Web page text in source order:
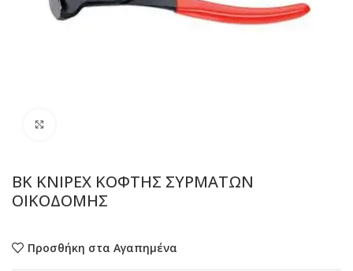
BK KNIPEX ΚΟΦΤΗΣ ΣΥΡΜΑΤΩΝ
ΟΙΚΟΔΟΜΗΣ
Προσθήκη στα Αγαπημένα